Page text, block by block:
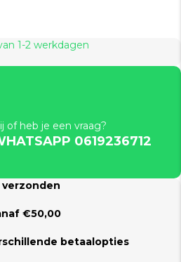
1-2 werkdagen
of heb je een vraag?
0619236712
€50,00
betaalopties